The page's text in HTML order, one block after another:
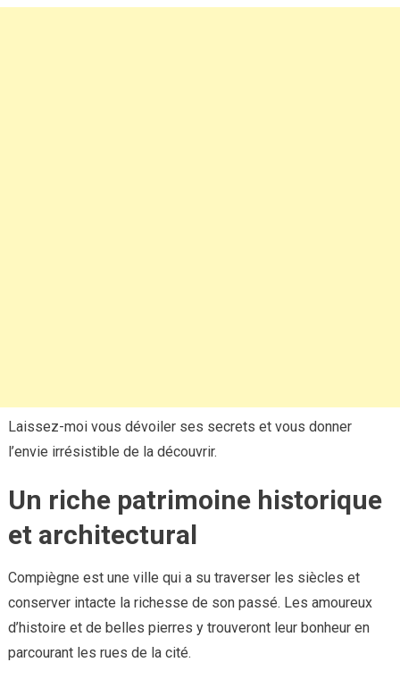
Laissez-moi vous dévoiler ses secrets et vous donner
l’envie irrésistible de la découvrir.
Un riche patrimoine historique
et architectural
Compiègne est une ville qui a su traverser les siècles et
conserver intacte la richesse de son passé. Les amoureux
d’histoire et de belles pierres y trouveront leur bonheur en
parcourant les rues de la cité.